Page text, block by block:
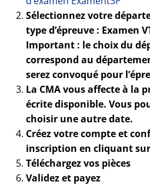
Sélectionnez votre
type d’épreuve : Examen
Important : le choix du
correspond au
serez convoqué pour
La CMA vous affecte à la
écrite disponible. Vous
choisir une autre date.
Créez votre compte et
inscription en cliquant
Téléchargez vos pièces
Validez et payez